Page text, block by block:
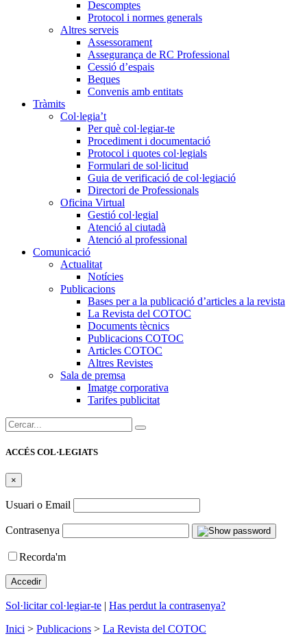
Descomptes
Protocol i normes generals
Altres serveis
Assessorament
Assegurança de RC Professional
Cessió d’espais
Beques
Convenis amb entitats
Tràmits
Col·legia’t
Per què col·legiar-te
Procediment i documentació
Protocol i quotes col·legials
Formulari de sol·licitud
Guia de verificació de col·legiació
Directori de Professionals
Oficina Virtual
Gestió col·legial
Atenció al ciutadà
Atenció al professional
Comunicació
Actualitat
Notícies
Publicacions
Bases per a la publicació d’articles a la revista
La Revista del COTOC
Documents tècnics
Publicacions COTOC
Articles COTOC
Altres Revistes
Sala de premsa
Imatge corporativa
Tarifes publicitat
Cercar:
ACCÉS COL·LEGIATS
×
Usuari o Email
Contrasenya
Recorda'm
Sol·licitar col·legiar-te | Has perdut la contrasenya?
Inici > Publicacions > La Revista del COTOC